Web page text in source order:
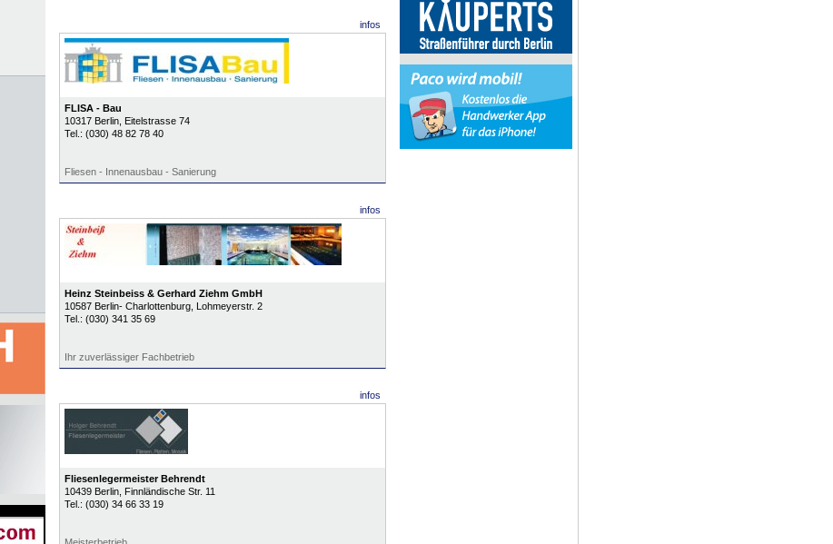
infos
FLISA - Bau
10317 Berlin, Eitelstrasse 74
Tel.: (030) 48 82 78 40
Fliesen - Innenausbau - Sanierung
infos
Heinz Steinbeiss & Gerhard Ziehm GmbH
10587 Berlin- Charlottenburg, Lohmeyerstr. 2
Tel.: (030) 341 35 69
Ihr zuverlässiger Fachbetrieb
infos
Fliesenlegermeister Behrendt
10439 Berlin, Finnländische Str. 11
Tel.: (030) 34 66 33 19